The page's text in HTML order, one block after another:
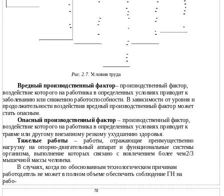
Рис. 2.7. Условия труда
Вредный производственный фактор– производственный фактор,
воздействие которого на работника в определенных условиях приводит к
заболеванию или снижению работоспособности. В зависимости от уровня и
продолжительности воздействия вредный производственный фактор может
стать опасным.
Опасный производственный фактор– производственный фактор,
воздействие которого на работника в определенных условиях приводит к
травме или другому внезапному резкому ухудшению здоровья.
Тяжелые работы– работы, отражающие преимущественно
нагрузку на опорно-двигательный аппарат и функциональные системы
организма, выполнение которых связано с вовлечением более чем2/3
мышечной массы человека.
В случаях, когда по обоснованным технологическим причинам
работодатель не может в полном объеме обеспечить соблюдение ГН на
рабо-
78